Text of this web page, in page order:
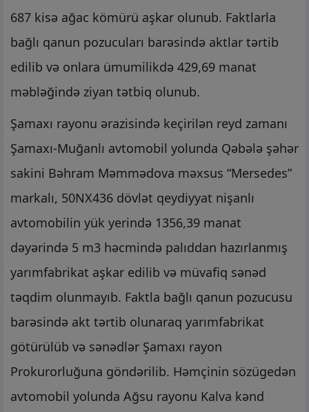
687 kisə ağac kömürü aşkar olunub. Faktlarla
bağlı qanun pozucuları barəsində aktlar tərtib
edilib və onlara ümumilikdə 429,69 manat
məbləğində ziyan tətbiq olunub.
Şamaxı rayonu ərazisində keçirilən reyd zamanı
Şamaxı-Muğanlı avtomobil yolunda Qəbələ şəhər
sakini Bəhram Məmmədova məxsus “Mersedes”
markalı, 50NX436 dövlət qeydiyyat nişanlı
avtomobilin yük yerində 1356,39 manat
dəyərində 5 m3 həcmində palıddan hazırlanmış
yarımfabrikat aşkar edilib və müvafiq sənəd
təqdim olunmayıb. Faktla bağlı qanun pozucusu
barəsində akt tərtib olunaraq yarımfabrikat
götürülüb və sənədlər Şamaxı rayon
Prokurorluğuna göndərilib. Həmçinin sözügedən
avtomobil yolunda Ağsu rayonu Kalva kənd